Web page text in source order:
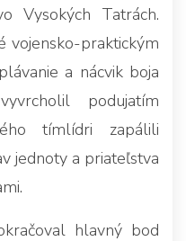
Vysokých Tatrách.
vojensko-praktickým
a nácvik boja
podujatím
tímlídri zapálili
jednoty a priateľstva
hlavný bod